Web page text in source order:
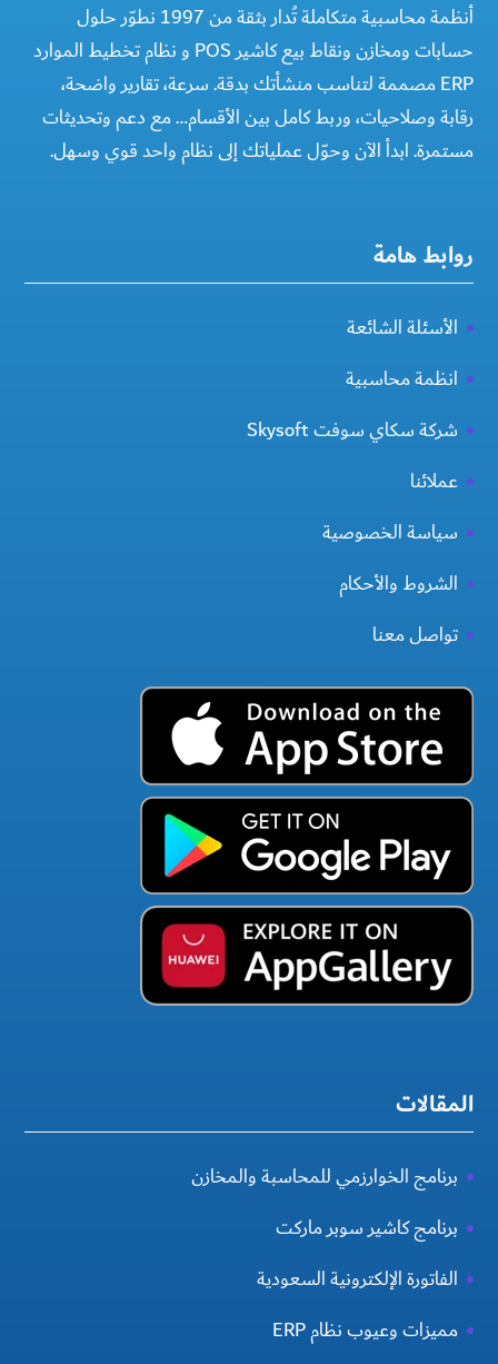
أنظمة محاسبية متكاملة تُدار بثقة من 1997 نطوّر حلول
حسابات ومخازن ونقاط بيع كاشير POS و نظام تخطيط الموارد
ERP مصممة لتناسب منشأتك بدقة. سرعة، تقارير واضحة،
رقابة وصلاحيات، وربط كامل بين الأقسام… مع دعم وتحديثات
مستمرة. ابدأ الآن وحوّل عملياتك إلى نظام واحد قوي وسهل.
روابط هامة
الأسئلة الشائعة
انظمة محاسبية
شركة سكاي سوفت Skysoft
عملائنا
سياسة الخصوصية
الشروط والأحكام
تواصل معنا
المقالات
برنامج الخوارزمي للمحاسبة والمخازن
برنامج كاشير سوبر ماركت
الفاتورة الإلكترونية السعودية
مميزات وعيوب نظام ERP